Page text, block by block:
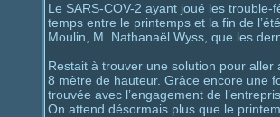
Le SARS-COV-2 ayant joué les
temps entre le printemps et la fin de
Moulin, M. Nathanaël Wyss, que les
Restait à trouver une solution pour
8 mètre de hauteur. Grâce encore une
trouvée avec l’engagement de
On attend désormais plus que le